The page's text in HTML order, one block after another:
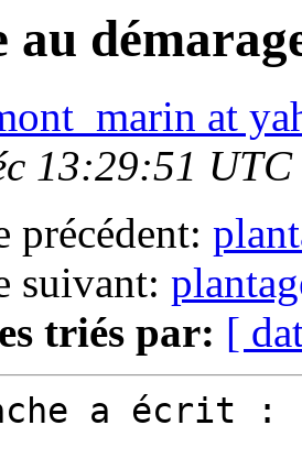
au
at
13:29:51 UTC
précédent:
suivant:
triés par: [
a écrit :